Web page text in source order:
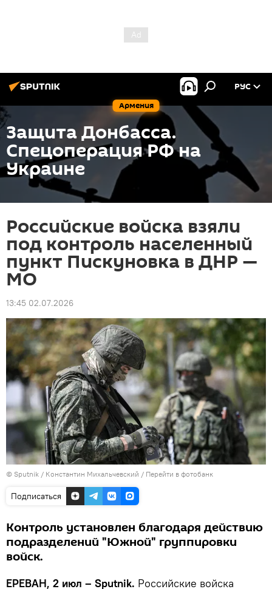
Армения
РУС
Защита Донбасса.
Спецоперация РФ на
Украине
Российские войска взяли
под контроль населенный
пункт Пискуновка в ДНР —
МО
13:45 02.07.2026
© Sputnik / Константин Михальчевский / Перейти в фотобанк
Подписаться
Контроль установлен благодаря действию
подразделений "Южной" группировки
войск.
ЕРЕВАН, 2 июл – Sputnik. Российские войска